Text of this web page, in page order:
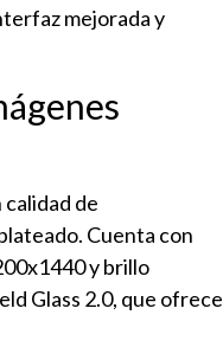
mejorada y
calidad de
Cuenta con
y brillo
Glass 2.0, que ofrece